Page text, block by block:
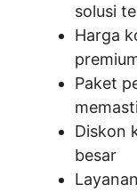
solusi
Harga
Paket
Diskon
besar